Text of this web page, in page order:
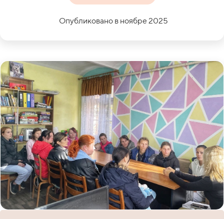
Опубликовано в ноябре 2025